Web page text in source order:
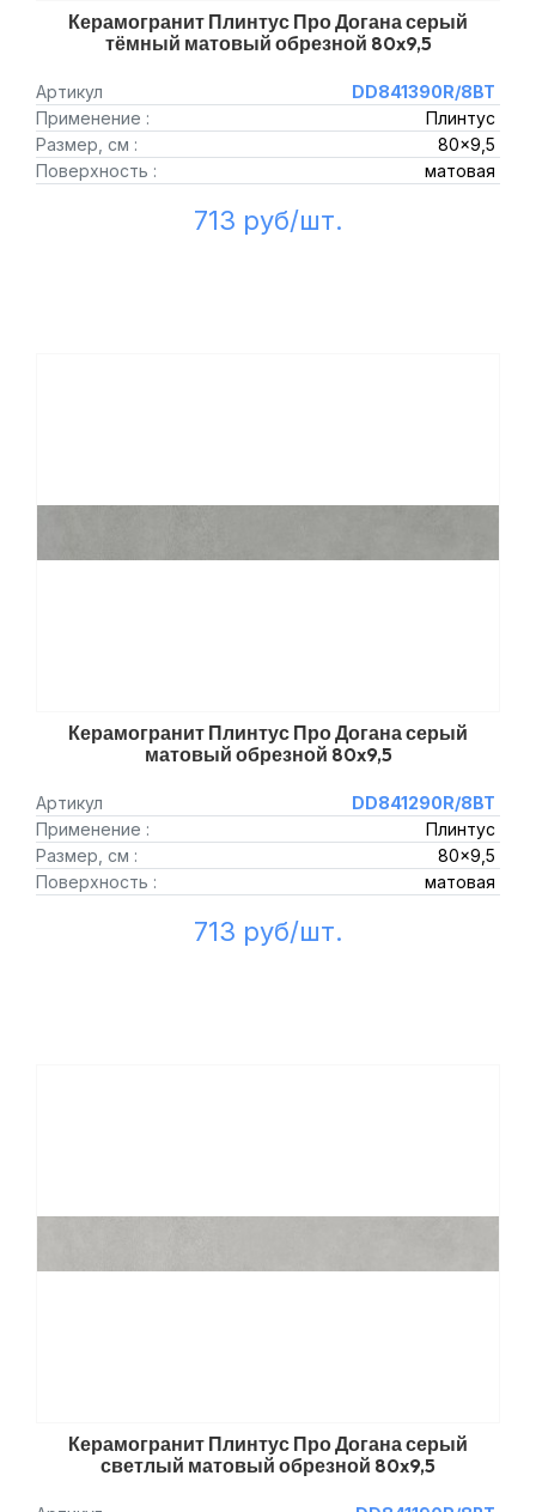
Керамогранит Плинтус Про Догана серый
тёмный матовый обрезной 80x9,5
Артикул
DD841390R/8BT
Применение :
Плинтус
Размер, см :
80x9,5
Поверхность :
матовая
713 руб/шт.
Керамогранит Плинтус Про Догана серый
матовый обрезной 80x9,5
Артикул
DD841290R/8BT
Применение :
Плинтус
Размер, см :
80x9,5
Поверхность :
матовая
713 руб/шт.
Керамогранит Плинтус Про Догана серый
светлый матовый обрезной 80x9,5